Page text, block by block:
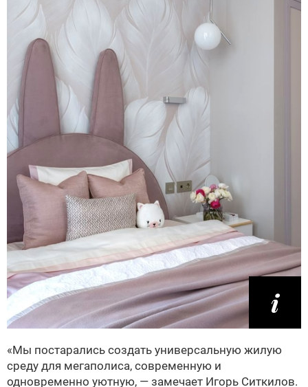
«Мы постарались создать универсальную жилую
среду для мегаполиса, современную и
одновременно уютную, — замечает Игорь Ситкилов.